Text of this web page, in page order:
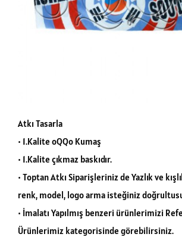
Atkı Tasarla
• 1.Kalite oQQo Kumaş
• 1.Kalite çıkmaz baskıdır.
• Toptan Atkı Siparişleriniz de Yazlık ve
renk, model, logo arma isteğiniz
• İmalatı Yapılmış benzeri ürünlerimizi
Ürünlerimiz kategorisinde görebilirsiniz.